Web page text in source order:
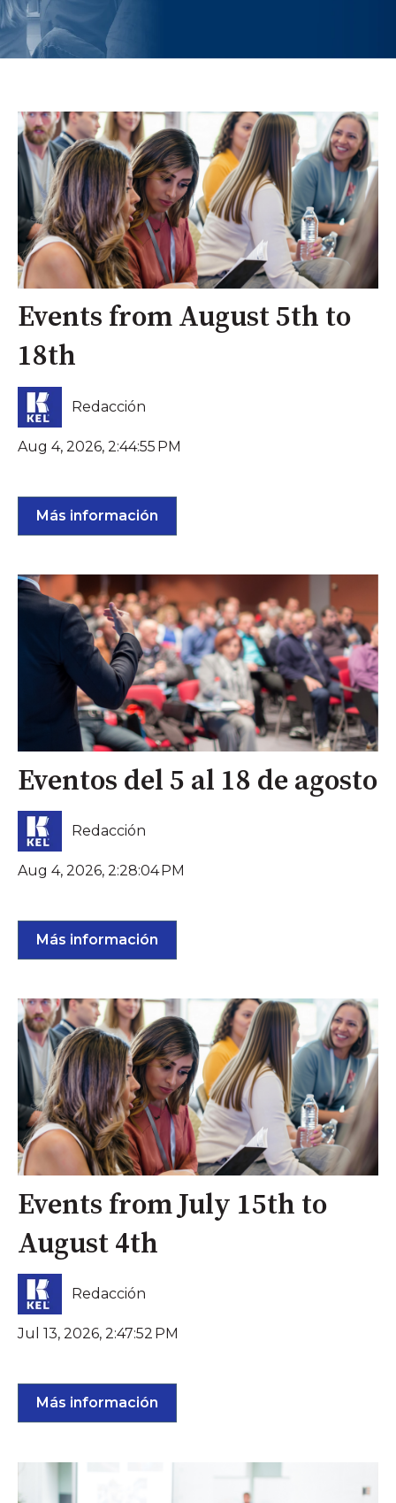
Events from August 5th to
18th
Redacción
Aug 4, 2026, 2:44:55 PM
Más información
Eventos del 5 al 18 de agosto
Redacción
Aug 4, 2026, 2:28:04 PM
Más información
Events from July 15th to
August 4th
Redacción
Jul 13, 2026, 2:47:52 PM
Más información